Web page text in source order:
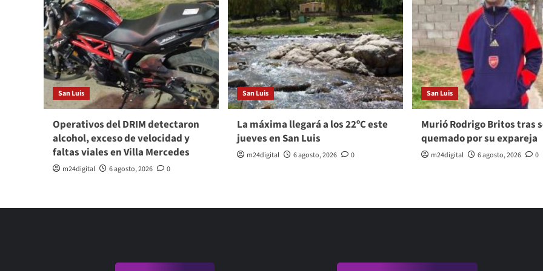
San Luis
Operativos del DRIM detectaron
alcohol, exceso de velocidad y
faltas viales en Villa Mercedes
m24digital 6 agosto, 2026 0
San Luis
La máxima llegará a los 22ºC este
jueves en San Luis
m24digital 6 agosto, 2026 0
San Luis
Murió Rodrigo Britos tras
quemado por su expareja
m24digital 6 agosto, 2026 0